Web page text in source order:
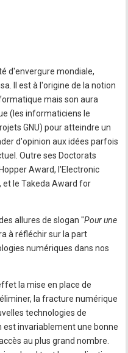
d'envergure mondiale,
Il est à l'origine de la notion
mais son aura
(les informaticiens le
GNU) pour atteindre un
d'opinion aux idées parfois
Outre ses Doctorats
Award, l'Electronic
et le Takeda Award for
allures de slogan "Pour une
à réfléchir sur la part
numériques dans nos
la mise en place de
la fracture numérique
technologies de
invariablement une bonne
au plus grand nombre.